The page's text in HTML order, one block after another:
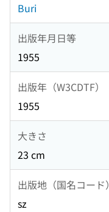
Buri
出版年月日等
1955
出版年（W3CDTF）
1955
大きさ
23 cm
出版地（国名コード）
sz